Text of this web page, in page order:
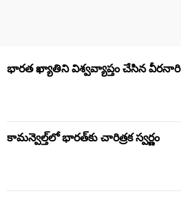
భారత ఖ్యాతిని విశ్వవ్యాప్తం చేసిన వీరనారి
కామన్వెల్త్‌లో భారత్‌కు చారిత్రక స్వర్ణం